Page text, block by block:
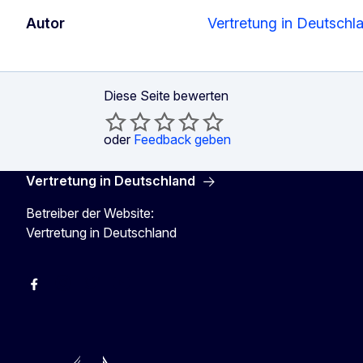
Autor Vertretung in
Diese Seite bewerten
oder Feedback geben
Vertretung in Deutschland
Betreiber der Website:
Vertretung in Deutschland
facebook